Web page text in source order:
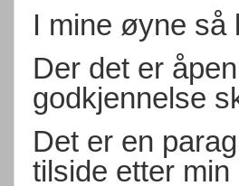
I mine øyne så
Der det er
godkjennelse
Det er en
tilside etter min